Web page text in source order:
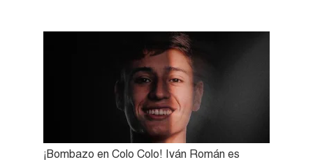
¡Bombazo en Colo Colo! Iván Román es